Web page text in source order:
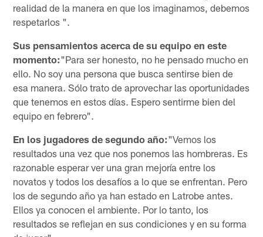
realidad de la manera en que los imaginamos, debemos
respetarlos ".
Sus pensamientos acerca de su equipo en este
momento:"Para ser honesto, no he pensado mucho en
ello. No soy una persona que busca sentirse bien de
esa manera. Sólo trato de aprovechar las oportunidades
que tenemos en estos días. Espero sentirme bien del
equipo en febrero".
En los jugadores de segundo año:"Vemos los
resultados una vez que nos ponemos las hombreras. Es
razonable esperar ver una gran mejoría entre los
novatos y todos los desafíos a lo que se enfrentan. Pero
los de segundo año ya han estado en Latrobe antes.
Ellos ya conocen el ambiente. Por lo tanto, los
resultados se reflejan en sus condiciones y en su forma